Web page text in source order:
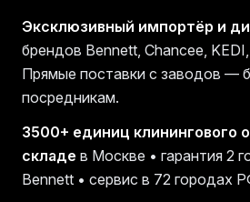
Эксклюзивный импортёр и
брендов Bennett, Chancee,
Прямые поставки с заводов —
посредникам.
3500+ единиц клинингового
складе в Москве • гарантия 2
Bennett • сервис в 72 городах